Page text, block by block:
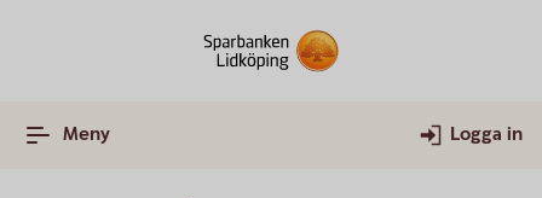
Meny Logga in